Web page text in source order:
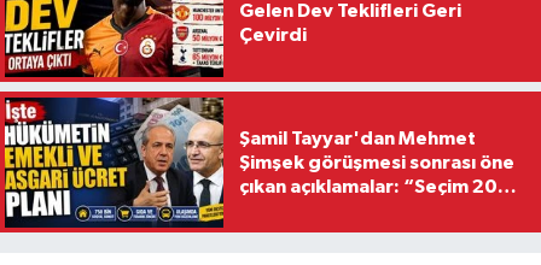
Gelen Dev Teklifleri Geri
Çevirdi
Şamil Tayyar'dan Mehmet
Şimşek görüşmesi sonrası öne
çıkan açıklamalar: “Seçim 2028